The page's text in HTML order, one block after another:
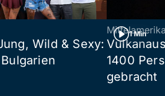
Wild & Sexy:
1 Min
1400
gebracht